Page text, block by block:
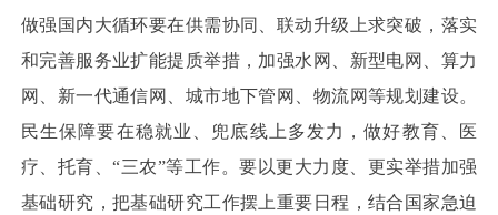
做强国内大循环要在供需协同、联动升级上求突破，落实
和完善服务业扩能提质举措，加强水网、新型电网、算力
网、新一代通信网、城市地下管网、物流网等规划建设。
民生保障要在稳就业、兜底线上多发力，做好教育、医
疗、托育、“三农”等工作。要以更大力度、更实举措加强
基础研究，把基础研究工作摆上重要日程，结合国家急迫